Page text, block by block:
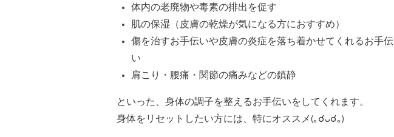
体内の老廃物や毒素の排出を促す
肌の保湿（皮膚の乾燥が気になる方におすすめ）
傷を治すお手伝いや皮膚の炎症を落ち着かせてくれるお手伝
い
肩こり・腰痛・関節の痛みなどの鎮静
といった、身体の調子を整えるお手伝いをしてくれます。
身体をリセットしたい方には、特にオススメ(｡☌ᴗ☌｡)